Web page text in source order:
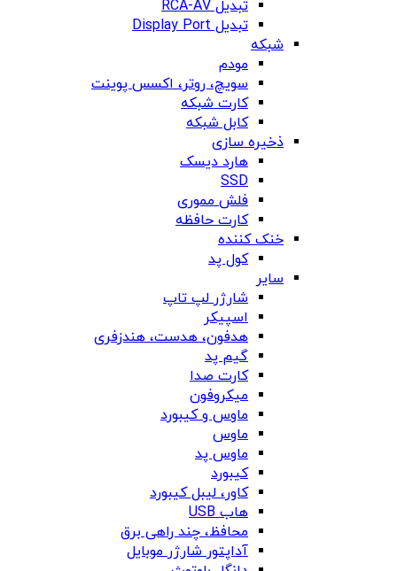
تبدیل RCA-AV
تبدیل Display Port
شبکه
مودم
سویچ، روتر، اکسس پوینت
کارت شبکه
کابل شبکه
ذخیره سازی
هارد دیسک
SSD
فلش مموری
کارت حافظه
خنک کننده
کول پد
سایر
شارژر لپ تاپ
اسپیکر
هدفون، هدست، هندزفری
گیم پد
کارت صدا
میکروفون
ماوس و کیبورد
ماوس
ماوس پد
کیبورد
کاور، لیبل کیبورد
هاب USB
محافظ، چند راهی برق
آداپتور شارژر موبایل